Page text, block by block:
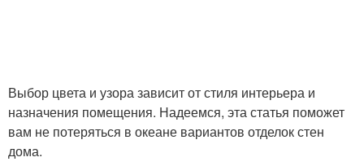
Выбор цвета и узора зависит от стиля интерьера и
назначения помещения. Надеемся, эта статья поможет
вам не потеряться в океане вариантов отделок стен
дома.